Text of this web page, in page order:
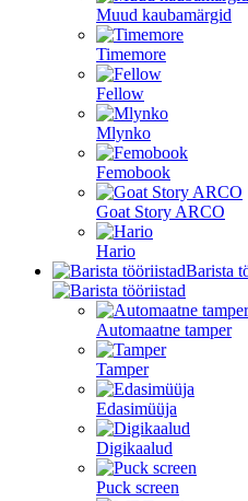
Muud kaubamärgid
Timemore
Fellow
Mlynko
Femobook
Goat Story ARCO
Hario
Barista
Automaatne tamper
Tamper
Edasimüüja
Digikaalud
Puck screen